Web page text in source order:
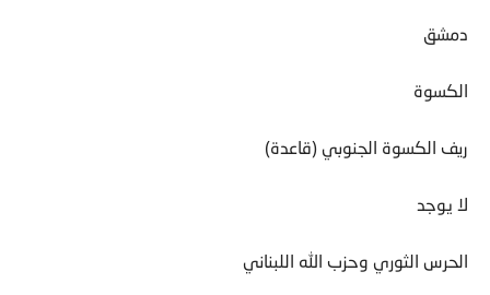
دمشق
الكسوة
ريف الكسوة الجنوبي (قاعدة)
لا يوجد
الحرس الثوري وحزب الله اللبناني